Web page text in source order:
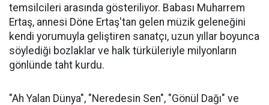
temsilcileri arasında gösteriliyor. Babası Muharrem
Ertaş, annesi Döne Ertaş'tan gelen müzik geleneğini
kendi yorumuyla geliştiren sanatçı, uzun yıllar boyunca
söylediği bozlaklar ve halk türküleriyle milyonların
gönlünde taht kurdu.
"Ah Yalan Dünya", "Neredesin Sen", "Gönül Dağı" ve